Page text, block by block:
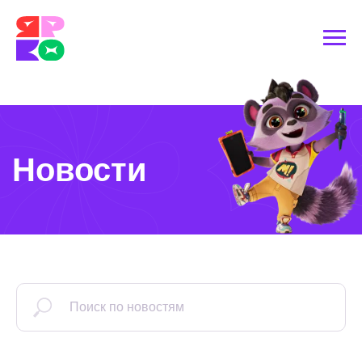
Новости